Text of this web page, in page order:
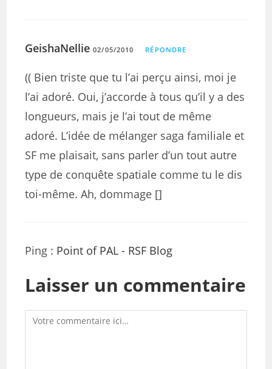
GeishaNellie 02/05/2010 RÉPONDRE
(( Bien triste que tu l’ai perçu ainsi, moi je
l’ai adoré. Oui, j’accorde à tous qu’il y a des
longueurs, mais je l’ai tout de même
adoré. L’idée de mélanger saga familiale et
SF me plaisait, sans parler d’un tout autre
type de conquête spatiale comme tu le dis
toi-même. Ah, dommage []
Ping : Point of PAL - RSF Blog
Laisser un commentaire